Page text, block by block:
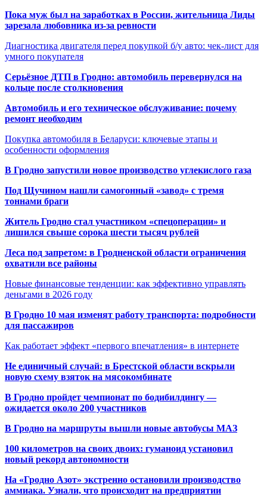
Пока муж был на заработках в России, жительница Лиды
зарезала любовника из-за ревности
Диагностика двигателя перед покупкой б/у авто: чек-лист для
умного покупателя
Серьёзное ДТП в Гродно: автомобиль перевернулся на
кольце после столкновения
Автомобиль и его техническое обслуживание: почему
ремонт необходим
Покупка автомобиля в Беларуси: ключевые этапы и
особенности оформления
В Гродно запустили новое производство углекислого газа
Под Щучином нашли самогонный «завод» с тремя
тоннами браги
Житель Гродно стал участником «спецоперации» и
лишился свыше сорока шести тысяч рублей
Леса под запретом: в Гродненской области ограничения
охватили все районы
Новые финансовые тенденции: как эффективно управлять
деньгами в 2026 году
В Гродно 10 мая изменят работу транспорта: подробности
для пассажиров
Как работает эффект «первого впечатления» в интернете
Не единичный случай: в Брестской области вскрыли
новую схему взяток на мясокомбинате
В Гродно пройдет чемпионат по бодибилдингу —
ожидается около 200 участников
В Гродно на маршруты вышли новые автобусы МАЗ
100 километров на своих двоих: гуманоид установил
новый рекорд автономности
На «Гродно Азот» экстренно остановили производство
аммиака. Узнали, что происходит на предприятии